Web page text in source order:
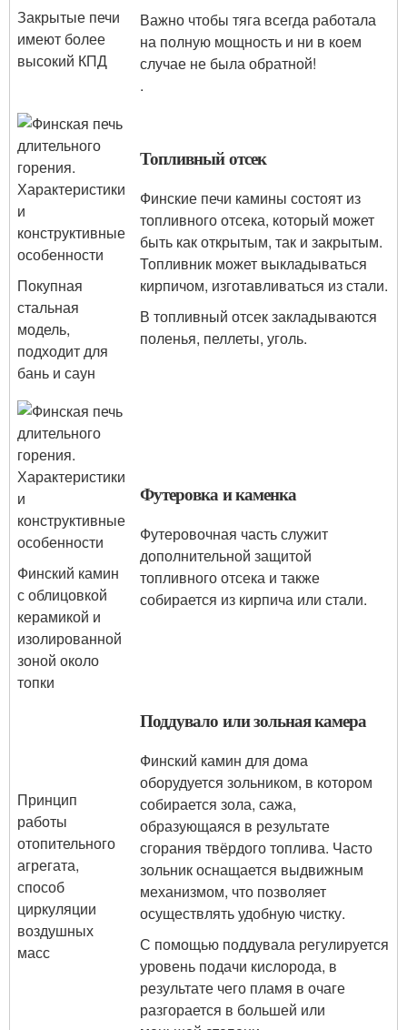
Закрытые печи
имеют более
высокий КПД
Важно чтобы тяга всегда работала
на полную мощность и ни в коем
случае не была обратной!
.
Покупная
стальная
модель,
подходит для
бань и саун
Топливный отсек
Финские печи камины состоят из
топливного отсека, который может
быть как открытым, так и закрытым.
Топливник может выкладываться
кирпичом, изготавливаться из стали.
В топливный отсек закладываются
поленья, пеллеты, уголь.
Финский камин
с облицовкой
керамикой и
изолированной
зоной около
топки
Футеровка и каменка
Футеровочная часть служит
дополнительной защитой
топливного отсека и также
собирается из кирпича или стали.
Принцип
работы
отопительного
агрегата,
способ
циркуляции
воздушных
масс
Поддувало или зольная камера
Финский камин для дома
оборудуется зольником, в котором
собирается зола, сажа,
образующаяся в результате
сгорания твёрдого топлива. Часто
зольник оснащается выдвижным
механизмом, что позволяет
осуществлять удобную чистку.
С помощью поддувала регулируется
уровень подачи кислорода, в
результате чего пламя в очаге
разгорается в большей или